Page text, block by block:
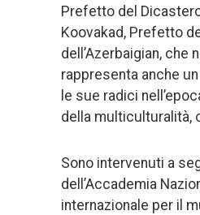
Prefetto del
Koovakad, Prefetto
dell’Azerbaigian,
rappresenta anche
le sue radici
della multiculturalità,
Sono intervenuti a
dell’Accademia
internazionale per il